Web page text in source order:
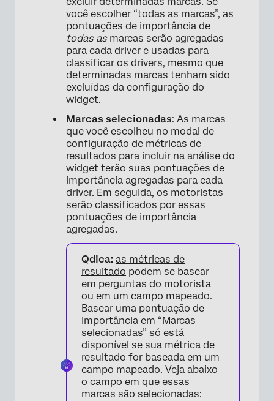
×
você escolher “todas as marcas”, as
pontuações de importância de
todas asmarcas serão agregadas
para cada driver e usadas para
classificar os drivers, mesmo que
determinadas marcas tenham sido
excluídas da configuração do
widget.
Marcas selecionadas: As marcas
que você escolheu no modal de
configuração de métricas de
resultados para incluir na análise do
widget terão suas pontuações de
importância agregadas para cada
driver. Em seguida, os motoristas
serão classificados por essas
pontuações de importância
agregadas.
Qdica: as métricas de
resultado podem se basear
em perguntas do motorista
ou em um campo mapeado.
Basear uma pontuação de
importância em “Marcas
selecionadas” só está
disponível se sua métrica de
resultado for baseada em um
campo mapeado. Veja abaixo
o campo em que essas
marcas são selecionadas: